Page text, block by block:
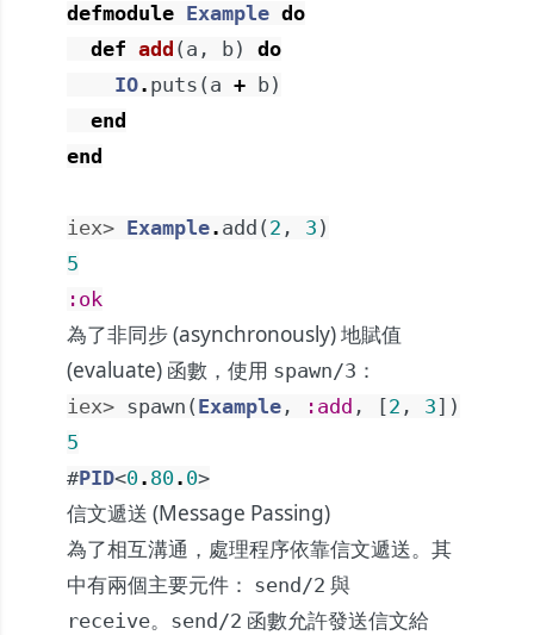
defmodule Example do
def add ( a , b)
do
IO. puts ( a + b)
end
end
iex> Example. add ( 2 , 3 )
5
:ok
為了非同步 (asynchronously) 地賦值
(evaluate) 函數，使用 spawn/3 ：
iex> spawn ( Example , :add , [2 , 3] )
5
#PID<0. 80. 0>
信文遞送 (Message Passing)
為了相互溝通，處理程序依靠信文遞送。其
中有兩個主要元件： send/2 與
receive。 send/2 函數允許發送信文給